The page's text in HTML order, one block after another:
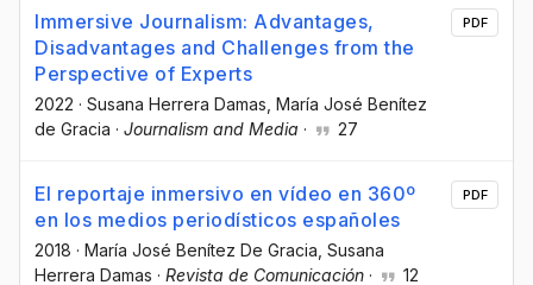
Immersive Journalism: Advantages,
Disadvantages and Challenges from the
Perspective of Experts
2022 · Susana Herrera Damas , María José Benítez
de Gracia · Journalism and Media · 27
PDF
El reportaje inmersivo en vídeo en 360º
en los medios periodísticos españoles
2018 · María José Benítez De Gracia , Susana
Herrera Damas · Revista de Comunicación · 12
PDF